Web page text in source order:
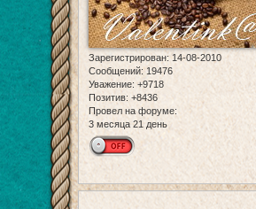
Зарегистрирован: 14-08-2010
Сообщений: 19476
Уважение: +9718
Позитив: +8436
Провел на форуме:
3 месяца 21 день